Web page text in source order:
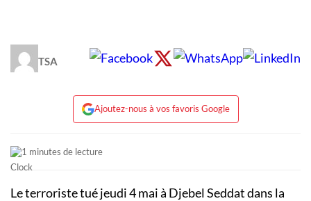
TSA
Ajoutez-nous à vos favoris Google
1 minutes de lecture
Le terroriste tué jeudi 4 mai à Djebel Seddat dans la